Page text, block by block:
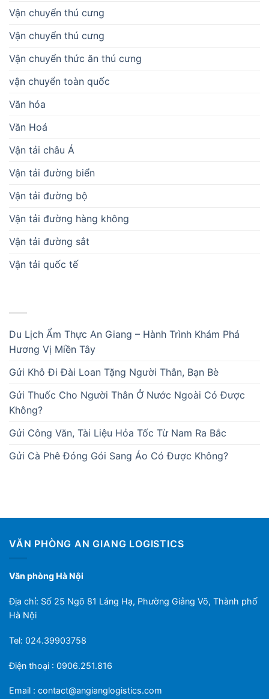
Vận chuyển thú cưng
Vận chuyển thú cưng
Vận chuyển thức ăn thú cưng
vận chuyển toàn quốc
Văn hóa
Văn Hoá
Vận tải châu Á
Vận tải đường biển
Vận tải đường bộ
Vận tải đường hàng không
Vận tải đường sắt
Vận tải quốc tế
Du Lịch Ẩm Thực An Giang – Hành Trình Khám Phá
Hương Vị Miền Tây
Gửi Khô Đi Đài Loan Tặng Người Thân, Bạn Bè
Gửi Thuốc Cho Người Thân Ở Nước Ngoài Có Được
Không?
Gửi Công Văn, Tài Liệu Hỏa Tốc Từ Nam Ra Bắc
Gửi Cà Phê Đóng Gói Sang Áo Có Được Không?
VĂN PHÒNG AN GIANG LOGISTICS
Văn phòng Hà Nội
Địa chỉ: Số 25 Ngõ 81 Láng Hạ, Phường Giảng Võ, Thành phố
Hà Nội
Tel: 024.39903758
Điện thoại : 0906.251.816
Email : contact@angianglogistics.com